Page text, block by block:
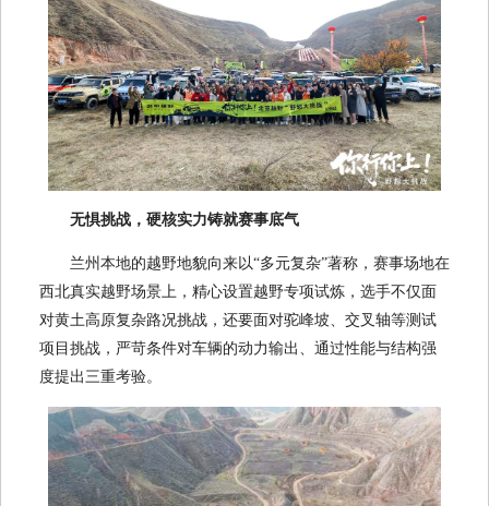
无惧挑战，硬核实力铸就赛事底气
兰州本地的越野地貌向来以“多元复杂”著称，赛事场地在
西北真实越野场景上，精心设置越野专项试炼，选手不仅面
对黄土高原复杂路况挑战，还要面对驼峰坡、交叉轴等测试
项目挑战，严苛条件对车辆的动力输出、通过性能与结构强
度提出三重考验。